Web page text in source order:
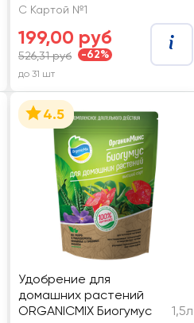
С Картой №1
199,00 руб
526,31 руб -62%
до 31 шт
4.5
Удобрение для
домашних растений
ORGANICMIX Биогумус
1,5л